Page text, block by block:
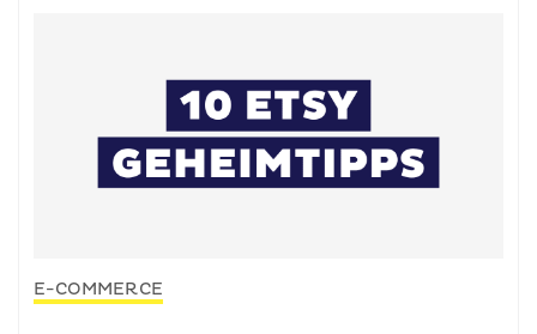
E-COMMERCE